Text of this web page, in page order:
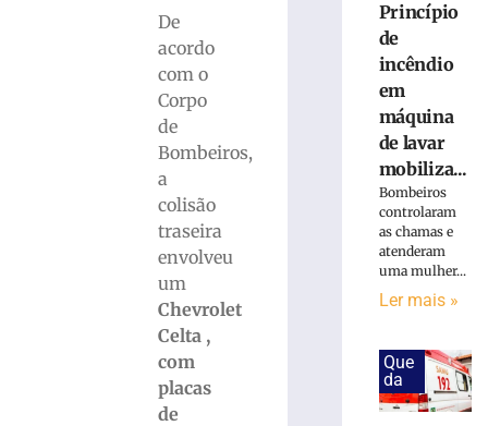
De
acordo
com o
Corpo
de
Bombeiros,
a
colisão
traseira
envolveu
um
Chevrolet
Celta ,
com
placas
de
Brusque
ônibus
invadir
restaurante
Princípio
de
incêndio
em
máquina
de lavar
mobiliza...
Bombeiros
controlaram
as chamas e
atenderam
uma mulher...
Ler mais »
Que
da